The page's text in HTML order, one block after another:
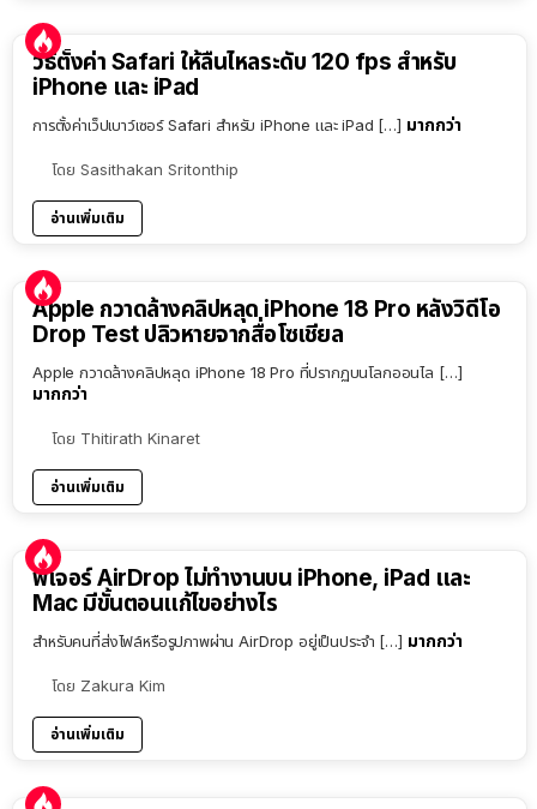
วิธีตั้งค่า Safari ให้ลื่นไหลระดับ 120 fps สำหรับ
iPhone และ iPad
การตั้งค่าเว็ปเบาว์เซอร์ Safari สำหรับ iPhone และ iPad […] มากกว่า
โดย Sasithakan Sritonthip
อ่านเพิ่มเติม
Apple กวาดล้างคลิปหลุด iPhone 18 Pro หลังวิดีโอ
Drop Test ปลิวหายจากสื่อโซเชียล
Apple กวาดล้างคลิปหลุด iPhone 18 Pro ที่ปรากฏบนโลกออนไล […]
มากกว่า
โดย Thitirath Kinaret
อ่านเพิ่มเติม
ฟีเจอร์ AirDrop ไม่ทำงานบน iPhone, iPad และ
Mac มีขั้นตอนแก้ไขอย่างไร
สำหรับคนที่ส่งไฟล์หรือรูปภาพผ่าน AirDrop อยู่เป็นประจำ […] มากกว่า
โดย Zakura Kim
อ่านเพิ่มเติม